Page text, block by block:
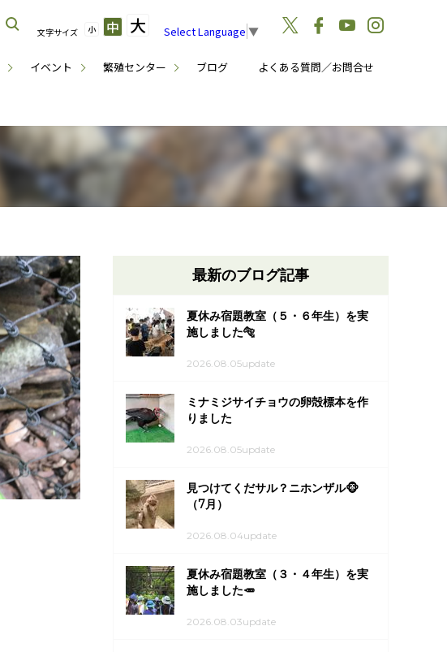
イベント 繁殖センター ブログ よくある質問／お問合せ
文字サイズ 小 中 大 Select Language ▼
最新のブログ記事
夏休み宿題教室（５・６年生）を実
施しました🐅
2026.08.05update
ミナミジサイチョウの卵殻標本を作
りました
2026.08.05update
見つけてくだサル？ニホンザル🐵
（7月）
2026.08.04update
夏休み宿題教室（３・４年生）を実
施しました🥕
2026.08.03update